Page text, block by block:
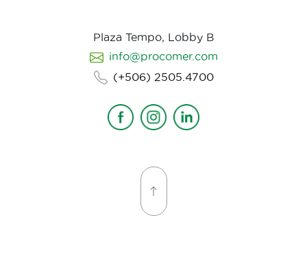
Plaza Tempo, Lobby B
info@procomer.com
(+506) 2505.4700